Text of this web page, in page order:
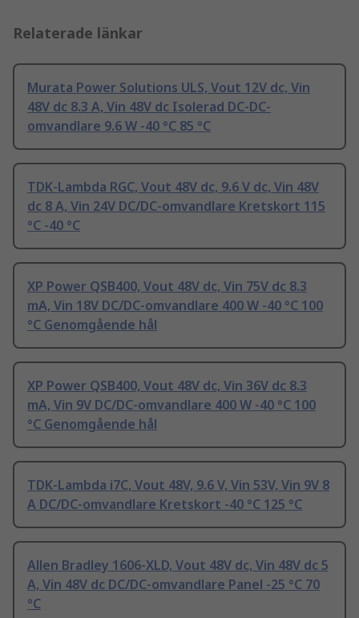
Relaterade länkar
Murata Power Solutions ULS, Vout 12V dc, Vin
48V dc 8.3 A, Vin 48V dc Isolerad DC-DC-
omvandlare 9.6 W -40 °C 85 °C
TDK-Lambda RGC, Vout 48V dc, 9.6 V dc, Vin 48V
dc 8 A, Vin 24V DC/DC-omvandlare Kretskort 115
°C -40 °C
XP Power QSB400, Vout 48V dc, Vin 75V dc 8.3
mA, Vin 18V DC/DC-omvandlare 400 W -40 °C 100
°C Genomgående hål
XP Power QSB400, Vout 48V dc, Vin 36V dc 8.3
mA, Vin 9V DC/DC-omvandlare 400 W -40 °C 100
°C Genomgående hål
TDK-Lambda i7C, Vout 48V, 9.6 V, Vin 53V, Vin 9V 8
A DC/DC-omvandlare Kretskort -40 °C 125 °C
Allen Bradley 1606-XLD, Vout 48V dc, Vin 48V dc 5
A, Vin 48V dc DC/DC-omvandlare Panel -25 °C 70
°C